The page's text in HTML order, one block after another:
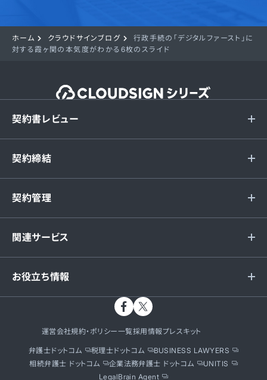
ホーム クラウドサインブログ
行政手続の「デジタルファースト」に
対する霞ヶ関の本気度がわかる6枚のスライド
契約書レビュー
契約締結
契約管理
関連サービス
お役立ち情報
運営会社規約・ポリシー一覧採用情報プレスキット
弁護士ドットコム 税理士ドットコム
BUSINESS LAWYERS
相続弁護士 ドットコム
企業法務弁護士 ドットコム
UNITIS
LegalBrain Agent